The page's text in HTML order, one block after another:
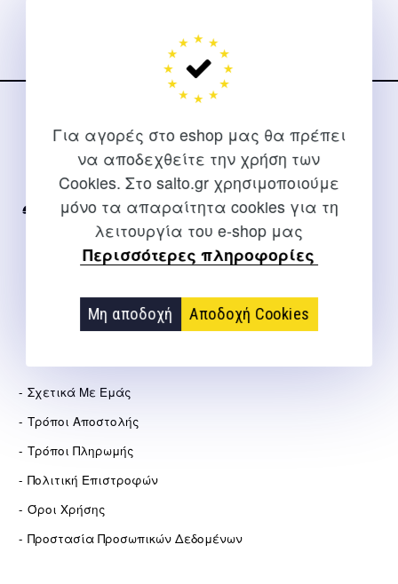
Για αγορές στο eshop μας θα πρέπει
να αποδεχθείτε την χρήση των
Cookies. Στο salto.gr χρησιμοποιούμε
μόνο τα απαραίτητα cookies για τη
λειτουργία του e-shop μας
Περισσότερες πληροφορίες
Μη αποδοχή Αποδοχή Cookies
ΕΠΙΚΟΙΝΩΝΊΑ
Για διευκρινίσεις και υποστήριξη παραγγελιών μέσω του
Internet
2310 267108
info@salto.gr
Σχετικά Με Εμάς
Τρόποι Αποστολής
Τρόποι Πληρωμής
Πολιτική Επιστροφών
Όροι Χρήσης
Προστασία Προσωπικών Δεδομένων